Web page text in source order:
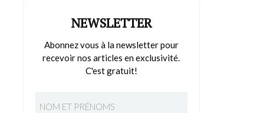
NEWSLETTER
Abonnez vous à la newsletter pour
recevoir nos articles en exclusivité.
C'est gratuit!